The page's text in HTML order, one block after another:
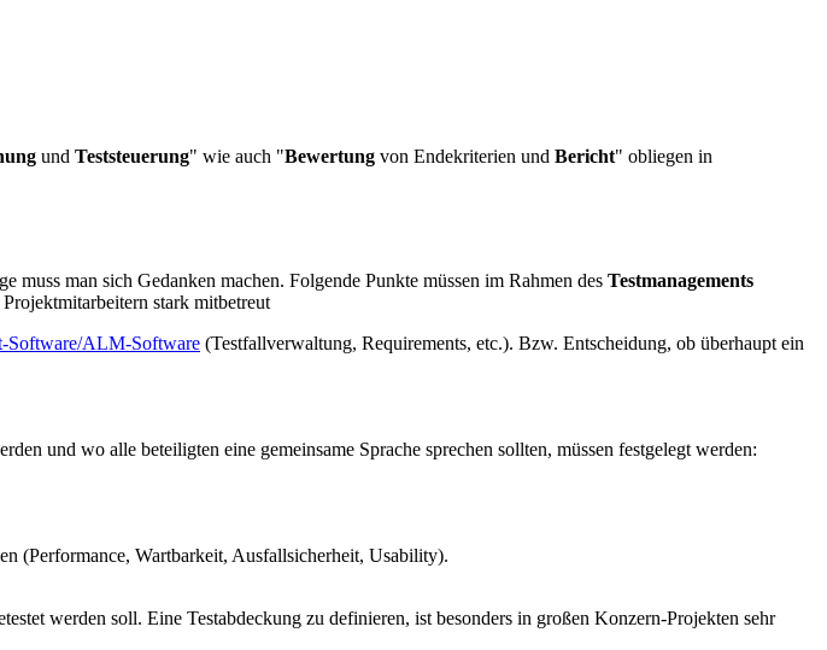
und Teststeuerung" wie auch "Bewertung von Endekriterien und Bericht" obliegen in
man sich Gedanken machen. Folgende Punkte müssen im Rahmen des Testmanagements
stark mitbetreut
Software/ALM-Software (Testfallverwaltung, Requirements, etc.). Bzw. Entscheidung, ob überhaupt ein
und wo alle beteiligten eine gemeinsame Sprache sprechen sollten, müssen festgelegt werden:
(Performance, Wartbarkeit, Ausfallsicherheit, Usability).
werden soll. Eine Testabdeckung zu definieren, ist besonders in großen Konzern-Projekten sehr